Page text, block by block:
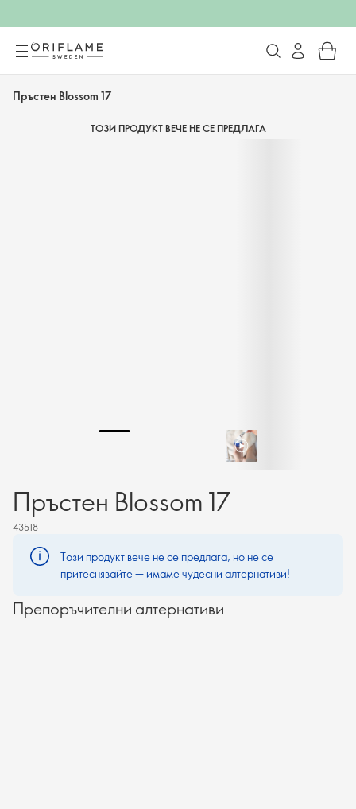
Пръстен Blossom 17
ТОЗИ ПРОДУКТ ВЕЧЕ НЕ СЕ ПРЕДЛАГА
Пръстен Blossom 17
43518
Този продукт вече не се предлага, но не се
притеснявайте — имаме чудесни алтернативи!
Препоръчителни алтернативи